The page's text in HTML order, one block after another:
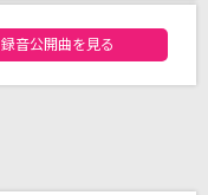
録音公開曲を見る